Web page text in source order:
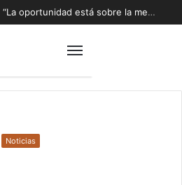
Biministro Daniel Mas: “La oportunidad está sobre la mesa y tenemos que aprovecharla”
Noticias